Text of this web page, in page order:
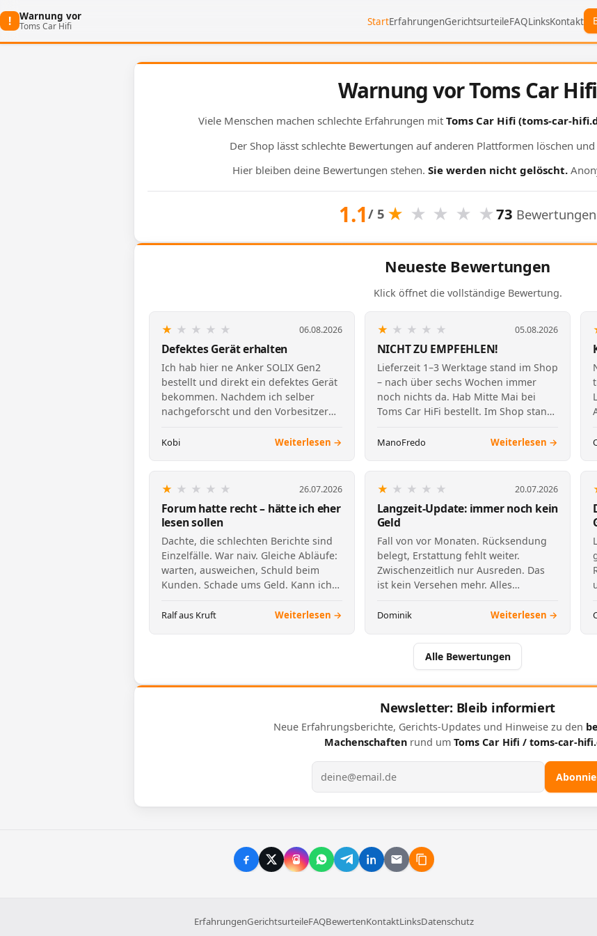
! Warnung vor
Toms Car Hifi StartErfahrungenGerichtsurteileFAQLinksKontakt
Warnung vor Toms Car Hifi
Viele Menschen machen schlechte Erfahrungen mit Toms Car Hifi (toms-car-
Der Shop lässt schlechte Bewertungen auf anderen Plattformen löschen
Hier bleiben deine Bewertungen stehen. Sie werden nicht gelöscht.
1.1/ 5 ★ ★ ★ ★ ★73 Bewertungen
Neueste Bewertungen
Klick öffnet die vollständige Bewertung.
★ ★ ★ ★ ★ 06.08.2026
Defektes Gerät erhalten
Ich hab hier ne Anker SOLIX Gen2
bestellt und direkt ein defektes Gerät
bekommen. Nachdem ich selber
nachgeforscht und den Vorbesitzer
Kobi Weiterlesen →
★ ★ ★ ★ ★ 05.08.2026
NICHT ZU EMPFEHLEN!
Lieferzeit 1–3 Werktage stand im Shop
– nach über sechs Wochen immer
noch nichts da. Hab Mitte Mai bei
Toms Car HiFi bestellt. Im Shop stand
ManoFredo Weiterlesen →
★ ★ ★ ★ ★ 26.07.2026
Forum hatte recht – hätte ich eher
lesen sollen
Dachte, die schlechten Berichte sind
Einzelfälle. War naiv. Gleiche Abläufe:
warten, ausweichen, Schuld beim
Kunden. Schade ums Geld. Kann ich
Ralf aus Kruft Weiterlesen →
★ ★ ★ ★ ★ 20.07.2026
Langzeit-Update: immer noch kein
Geld
Fall von vor Monaten. Rücksendung
belegt, Erstattung fehlt weiter.
Zwischenzeitlich nur Ausreden. Das
ist kein Versehen mehr. Alles
Dominik Weiterlesen →
Alle Bewertungen
Newsletter: Bleib informiert
Neue Erfahrungsberichte, Gerichts-Updates und Hinweise zu den
Machenschaftenrund um Toms Car Hifi / toms-car-
ErfahrungenGerichtsurteileFAQBewertenKontaktLinksDatenschutz